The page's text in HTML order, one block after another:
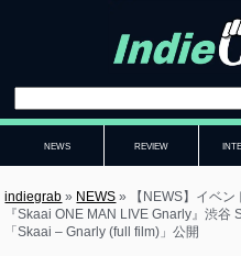
NEWS REVIEW
indiegrab » NEWS »
【NEWS】イベ
『Skaai ONE MAN LIVE Gnarly』渋
「Skaai – Gnarly (full film)」公開